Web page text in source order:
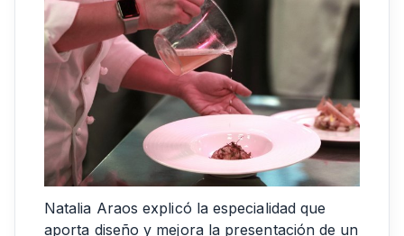
Natalia Araos explicó la especialidad que
aporta diseño y mejora la presentación de un